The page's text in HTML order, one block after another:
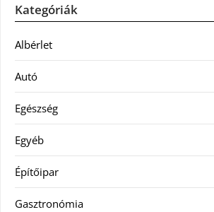
Kategóriák
Albérlet
Autó
Egészség
Egyéb
Építőipar
Gasztronómia